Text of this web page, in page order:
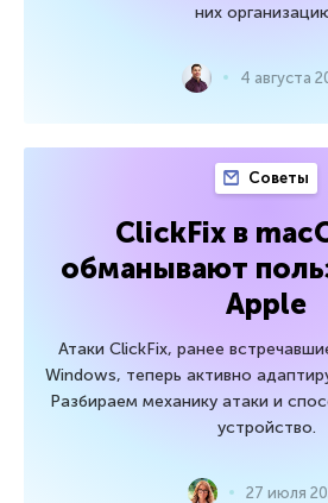
них
4 августа
Советы
ClickFix в
обманывают
Apple
Атаки ClickFix, ранее
Windows, теперь активно
Разбираем механику атаки и
устройство.
27 июля